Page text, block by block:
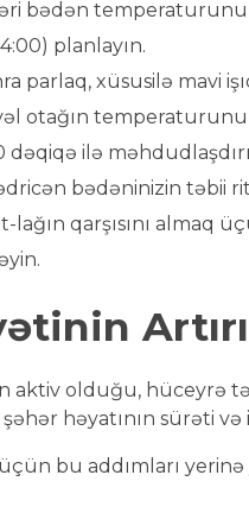
bədən
planlayın.
parlaq, xüsusilə mavi
otağın temperaturunu
ilə
bədəninizin təbii
lağın qarşısını almaq
aktiv olduğu, hüceyrə
həyatının sürəti
bu addımları